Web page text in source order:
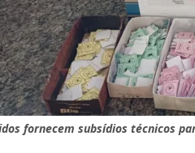
fornecem subsídios técnicos